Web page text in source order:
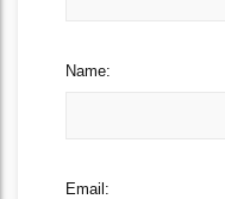
Name:
Email: